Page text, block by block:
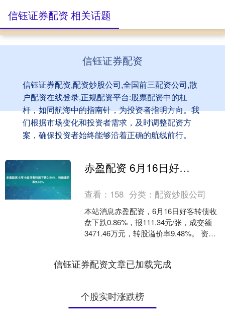
信钰证券配资
信钰证券配资,配资炒股公司,全国前三配资公司,散
户配资在线登录,正规配资平台:股票配资中的杠
杆，如同航海中的指南针，为投资者指明方向。我
们根据市场变化和投资者需求，及时调整配资方
案，确保投资者始终能够沿着正确的航线前行。
信钰证券配资 相关话题
赤盈配资 6月16日好客转债下跌0.86%，转股溢价率9.48%
查看： 158 分类： 配资炒股公司
本站消息赤盈配资，6月16日好客转债收
盘下跌0.86%，报111.34元/张，成交额
3471.46万元，转股溢价率9.48%。 资料
信钰证券配资文章已加载完成
个股实时涨跌榜